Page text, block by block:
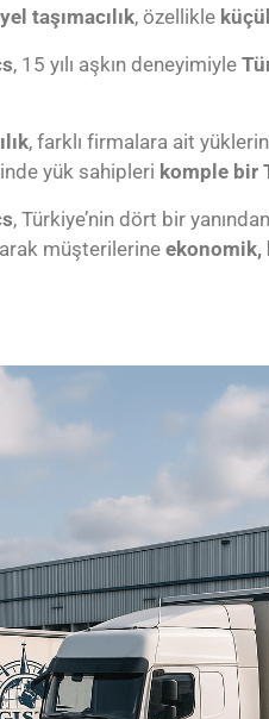
taşımacılık, özellikle
, 15 yılı aşkın deneyimiyle
, farklı firmalara ait
yük sahipleri komple bir
, Türkiye’nin dört bir
müşterilerineekonomik,